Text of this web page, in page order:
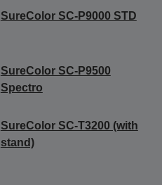
SureColor SC-P9000 STD
SureColor SC-P9500
Spectro
SureColor SC-T3200 (with
stand)